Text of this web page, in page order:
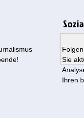
Zyklus?
Sie
Ihren